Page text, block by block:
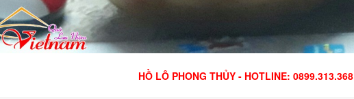
HỒ LÔ PHONG THỦY - HOTLINE: 0899.313.368